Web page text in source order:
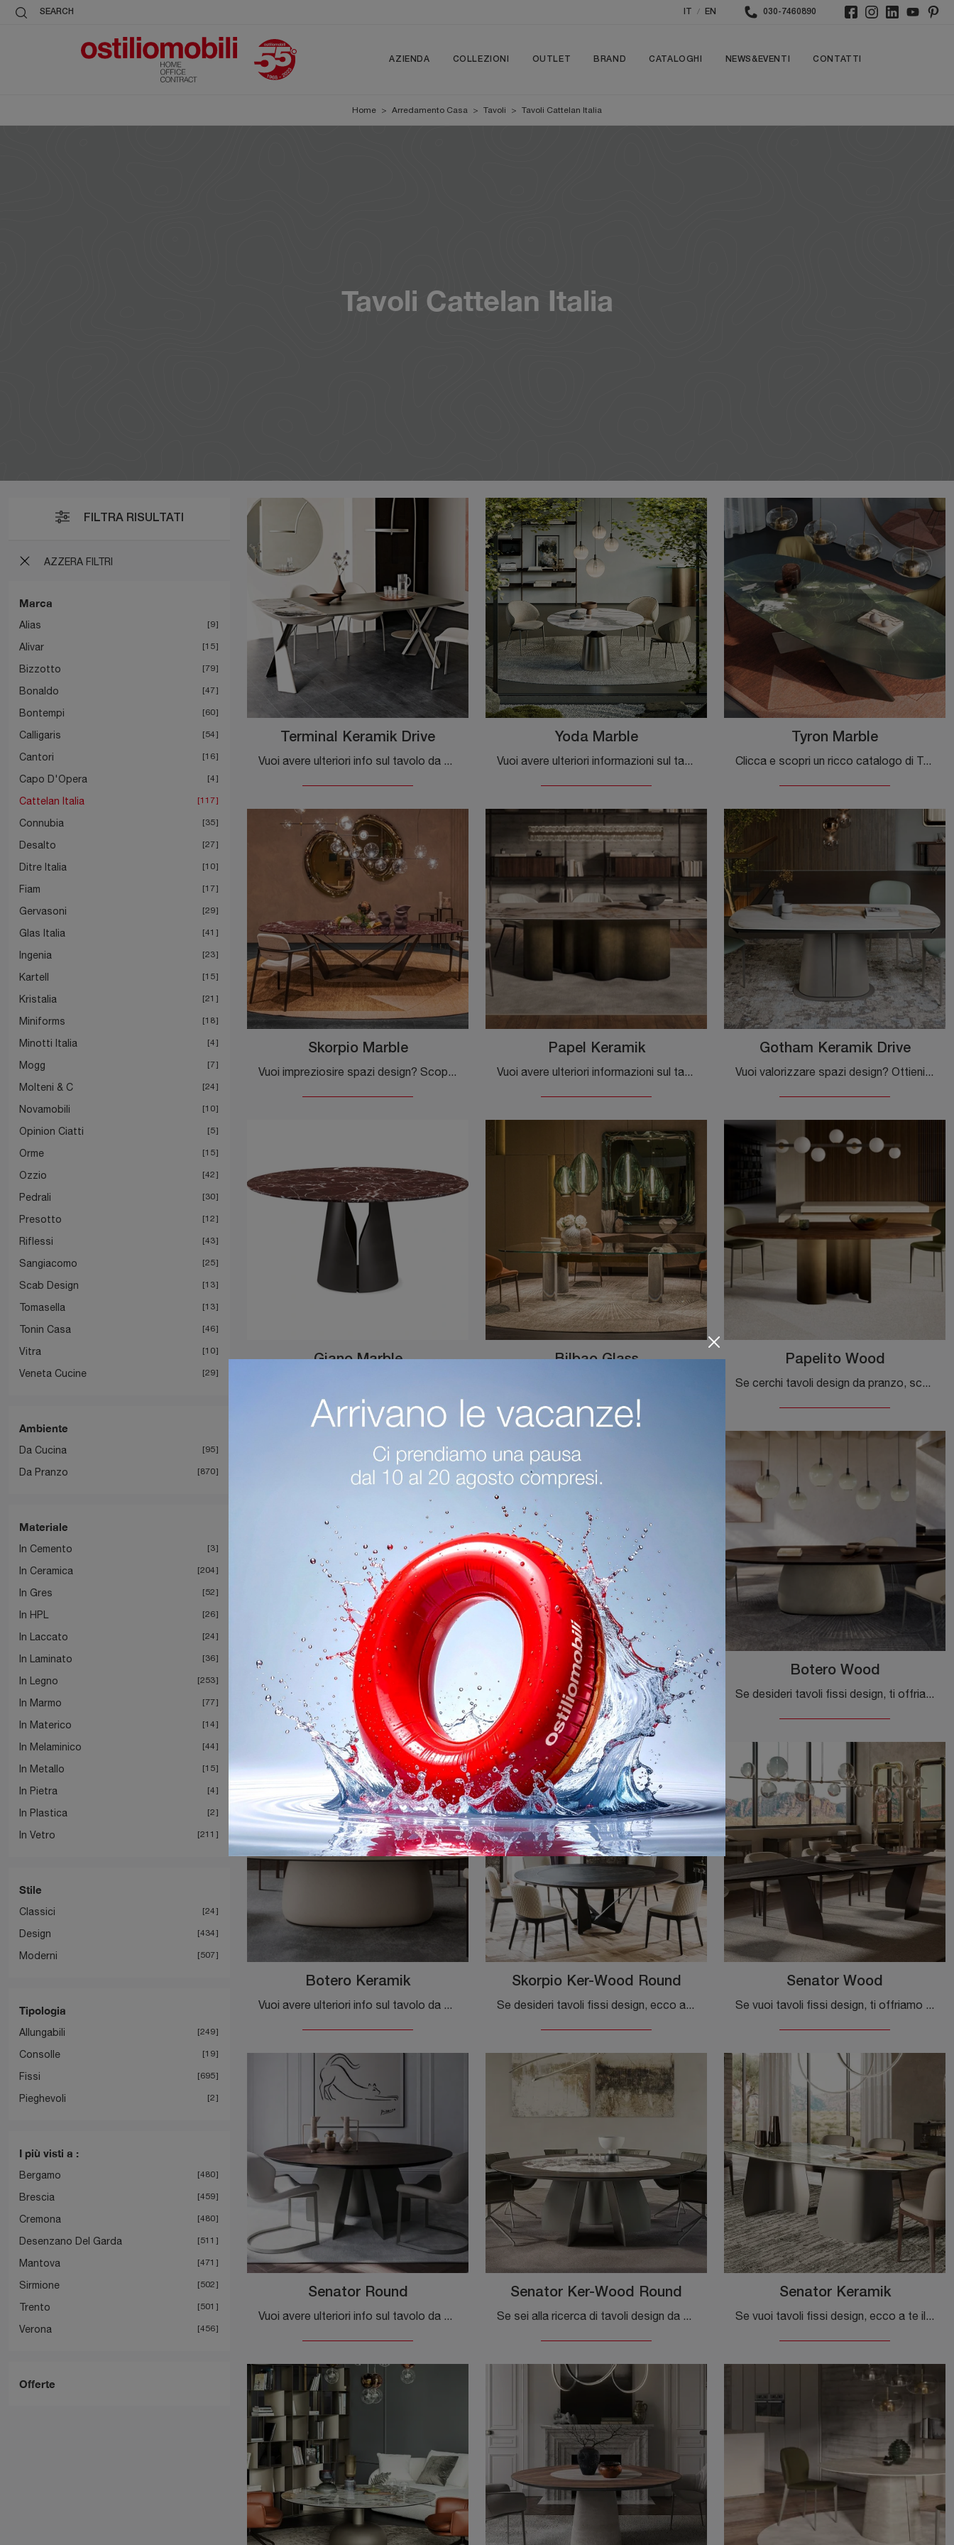
SEARCH / EN 030-7460890
AZIENDA COLLEZIONI OUTLET BRAND CATALOGHI NEWS&EVENTI CONTATTI
Home > Arredamento Casa > Tavoli > Tavoli Cattelan Italia
Tavoli Cattelan Italia
FILTRA RISULTATI
AZZERA FILTRI
Marca
Alias 9
Alivar 15
Bizzotto 79
Bonaldo 47
Bontempi 60
Calligaris 54
Cantori 16
Capo D'Opera 4
Cattelan Italia 117
Connubia 35
Desalto 27
Ditre Italia 10
Fiam 17
Gervasoni 29
Glas Italia 41
Ingenia 23
Kartell 15
Kristalia 21
Miniforms 18
Minotti Italia 4
Mogg 7
Molteni & C 24
Novamobili 10
Opinion Ciatti 5
Orme 15
Ozzio 42
Pedrali 30
Presotto 12
Riflessi 43
Sangiacomo 25
Scab Design 13
Tomasella 13
Tonin Casa 46
Vitra 10
Veneta Cucine 29
Ambiente
Da Cucina 95
Da Pranzo 870
Materiale
In Cemento 3
In Ceramica 204
In Gres 52
In HPL 26
In Laccato 24
In Laminato 36
In Legno 253
In Marmo 77
In Materico 14
In Melaminico 44
In Metallo 15
In Pietra 4
In Plastica 2
In Vetro 211
Stile
Classici 24
Design 434
Moderni 507
Tipologia
Allungabili 249
Consolle 19
Fissi 695
Pieghevoli 2
I più visti a :
Bergamo 480
Brescia 459
Cremona 480
Desenzano Del Garda 511
Mantova 471
Sirmione 502
Trento 501
Verona 456
Offerte
Terminal Keramik Drive
Vuoi avere ulteriori info sul tavolo da pranzo Terminal Keramik Drive di Cattelan Italia? Clicca e scopri di più sui modelli consolle del brand.
Yoda Marble
Vuoi avere ulteriori informazioni sul tavolo da pranzo Yoda Marble di Cattelan Italia? Clicca e scopri di più sui modelli fissi della marca.
Tyron Marble
Clicca e scopri un ricco catalogo di Tavoli design fissi da pranzo! Il modello Tyron Marble di Cattelan Italia ti attende.
Skorpio Marble
Vuoi impreziosire spazi design? Scopri di più sui tavoli design fissi: il modello da pranzo Skorpio Marble ti aspetta.
Papel Keramik
Vuoi avere ulteriori informazioni sul tavolo da pranzo Papel Keramik di Cattelan Italia? Clicca e ottieni informazioni sui modelli fissi della marca.
Gotham Keramik Drive
Vuoi valorizzare spazi design? Ottieni informazioni sui tavoli design allungabili: il modello da pranzo Gotham Keramik Drive ti sta aspettando.
Giano Marble
Bilbao Glass
Papelito Wood
Se cerchi tavoli design da pranzo, scopri i modelli fissi di Cattelan Italia: clicca e scopri il modello Papelito Wood in legno.
Papelito Keramik
Papelito Glass
Vuoi avere ulteriori informazioni sul tavolo da pranzo Papelito Glass di Cattelan Italia? Clicca e scopri di più sui modelli fissi della firma.
Botero Wood
Se desideri tavoli fissi design, ti offriamo il modello da pranzo in legno Botero Wood del brand Cattelan Italia.
Botero Keramik
Vuoi avere ulteriori info sul tavolo da pranzo Botero Keramik di Cattelan Italia? Clicca e ottieni informazioni sui modelli fissi della firma.
Skorpio Ker-Wood Round
Se desideri tavoli fissi design, ecco a te il modello da pranzo in ceramica Skorpio Ker-Wood Round del marchio Cattelan Italia.
Senator Wood
Se vuoi tavoli fissi design, ti offriamo il modello da pranzo in legno Senator Wood dell'azienda Cattelan Italia.
Senator Round
Vuoi avere ulteriori info sul tavolo da pranzo Senator Round di Cattelan Italia? Clicca e ottieni informazioni sui modelli fissi della firma.
Senator Ker-Wood Round
Se sei alla ricerca di tavoli design da pranzo, scopri i modelli fissi di Cattelan Italia: clicca e scopri il modello Senator Ker-Wood Round in ...
Senator Keramik
Se vuoi tavoli fissi design, ecco a te il modello da pranzo in ceramica Senator Keramik della marca Cattelan Italia.